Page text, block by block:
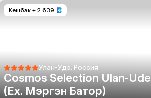
Кешбэк + 2 639
Улан-Удэ, Россия
Cosmos Selection Ulan-Ude
(Ex. Мэргэн Батор)